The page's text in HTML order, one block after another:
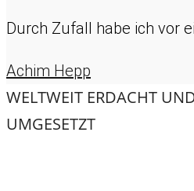
Durch Zufall habe ich vor
Achim Hepp
WELTWEIT ERDACHT
UMGESETZT